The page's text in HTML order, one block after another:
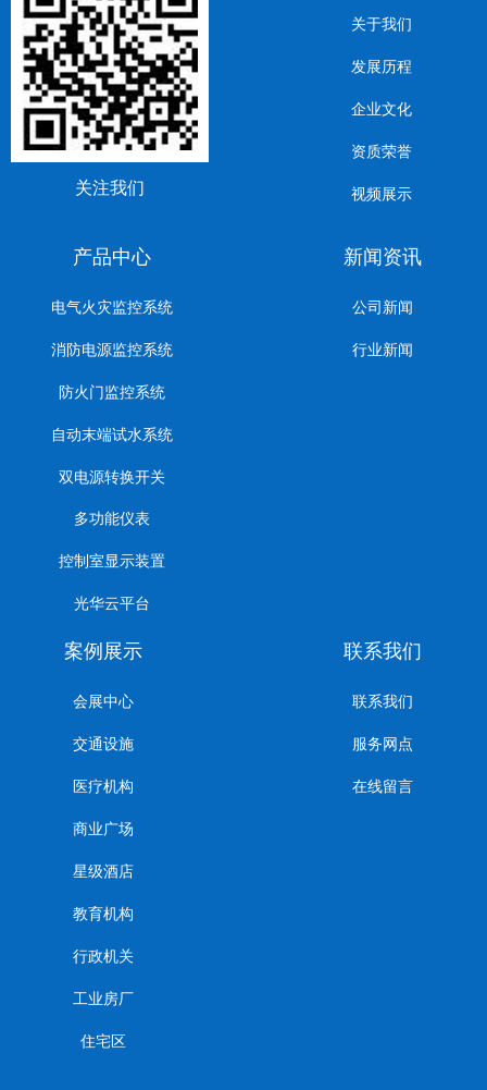
关注我们
关于我们
发展历程
企业文化
资质荣誉
视频展示
产品中心
电气火灾监控系统
消防电源监控系统
防火门监控系统
自动末端试水系统
双电源转换开关
多功能仪表
控制室显示装置
光华云平台
新闻资讯
公司新闻
行业新闻
案例展示
会展中心
交通设施
医疗机构
商业广场
星级酒店
教育机构
行政机关
工业房厂
住宅区
联系我们
联系我们
服务网点
在线留言